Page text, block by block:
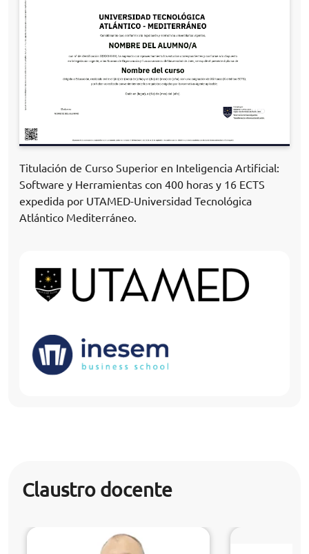
Titulación de Curso Superior en Inteligencia Artificial:
Software y Herramientas con 400 horas y 16 ECTS
expedida por UTAMED-Universidad Tecnológica
Atlántico Mediterráneo.
Claustro docente